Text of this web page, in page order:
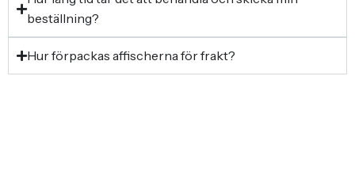
beställning?
Hur förpackas affischerna för frakt?